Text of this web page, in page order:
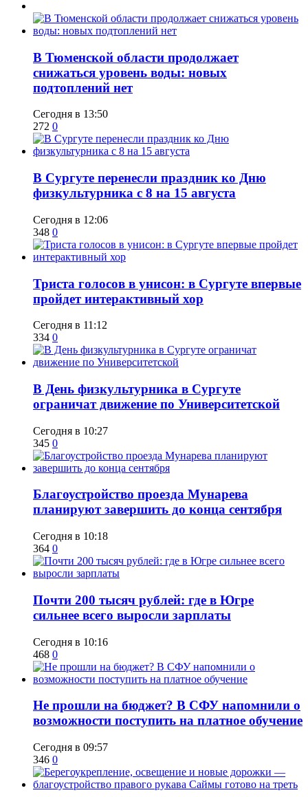
​В Тюменской области продолжает
снижаться уровень воды: новых
подтоплений нет
Сегодня в 13:50
272 0
​В Сургуте перенесли праздник ко Дню
физкультурника с 8 на 15 августа
Сегодня в 12:06
348 0
​Триста голосов в унисон: в Сургуте впервые
пройдет интерактивный хор
Сегодня в 11:12
334 0
​В День физкультурника в Сургуте
ограничат движение по Университетской
Сегодня в 10:27
345 0
Благоустройство проезда Мунарева
планируют завершить до конца сентября
Сегодня в 10:18
364 0
​Почти 200 тысяч рублей: где в Югре
сильнее всего выросли зарплаты
Сегодня в 10:16
468 0
Не прошли на бюджет? В СФУ напомнили о
возможности поступить на платное обучение
Сегодня в 09:57
346 0